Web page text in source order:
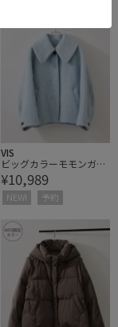
VIS
ビッグカラーモモンガシ
ャギーショートコート
¥10,989
NEW! 予約